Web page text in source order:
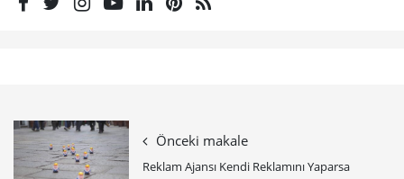
Önceki makale
Reklam Ajansı Kendi Reklamını Yaparsa